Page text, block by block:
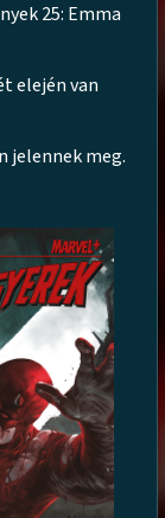
25: Emma
elején van
jelennek meg.